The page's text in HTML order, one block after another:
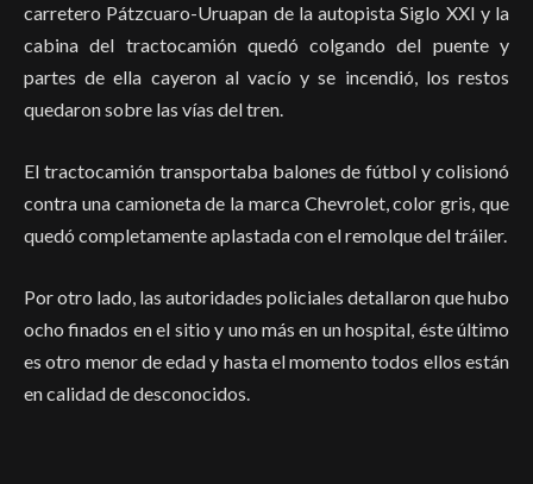
carretero Pátzcuaro-Uruapan de la autopista Siglo XXI y la
cabina del tractocamión quedó colgando del puente y
partes de ella cayeron al vacío y se incendió, los restos
quedaron sobre las vías del tren.
El tractocamión transportaba balones de fútbol y colisionó
contra una camioneta de la marca Chevrolet, color gris, que
quedó completamente aplastada con el remolque del tráiler.
Por otro lado, las autoridades policiales detallaron que hubo
ocho finados en el sitio y uno más en un hospital, éste último
es otro menor de edad y hasta el momento todos ellos están
en calidad de desconocidos.